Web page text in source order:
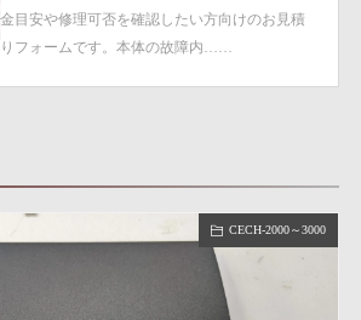
金目安や修理可否を確認したい方向けのお見積
りフォームです。本体の故障内……
CECH-2000～3000